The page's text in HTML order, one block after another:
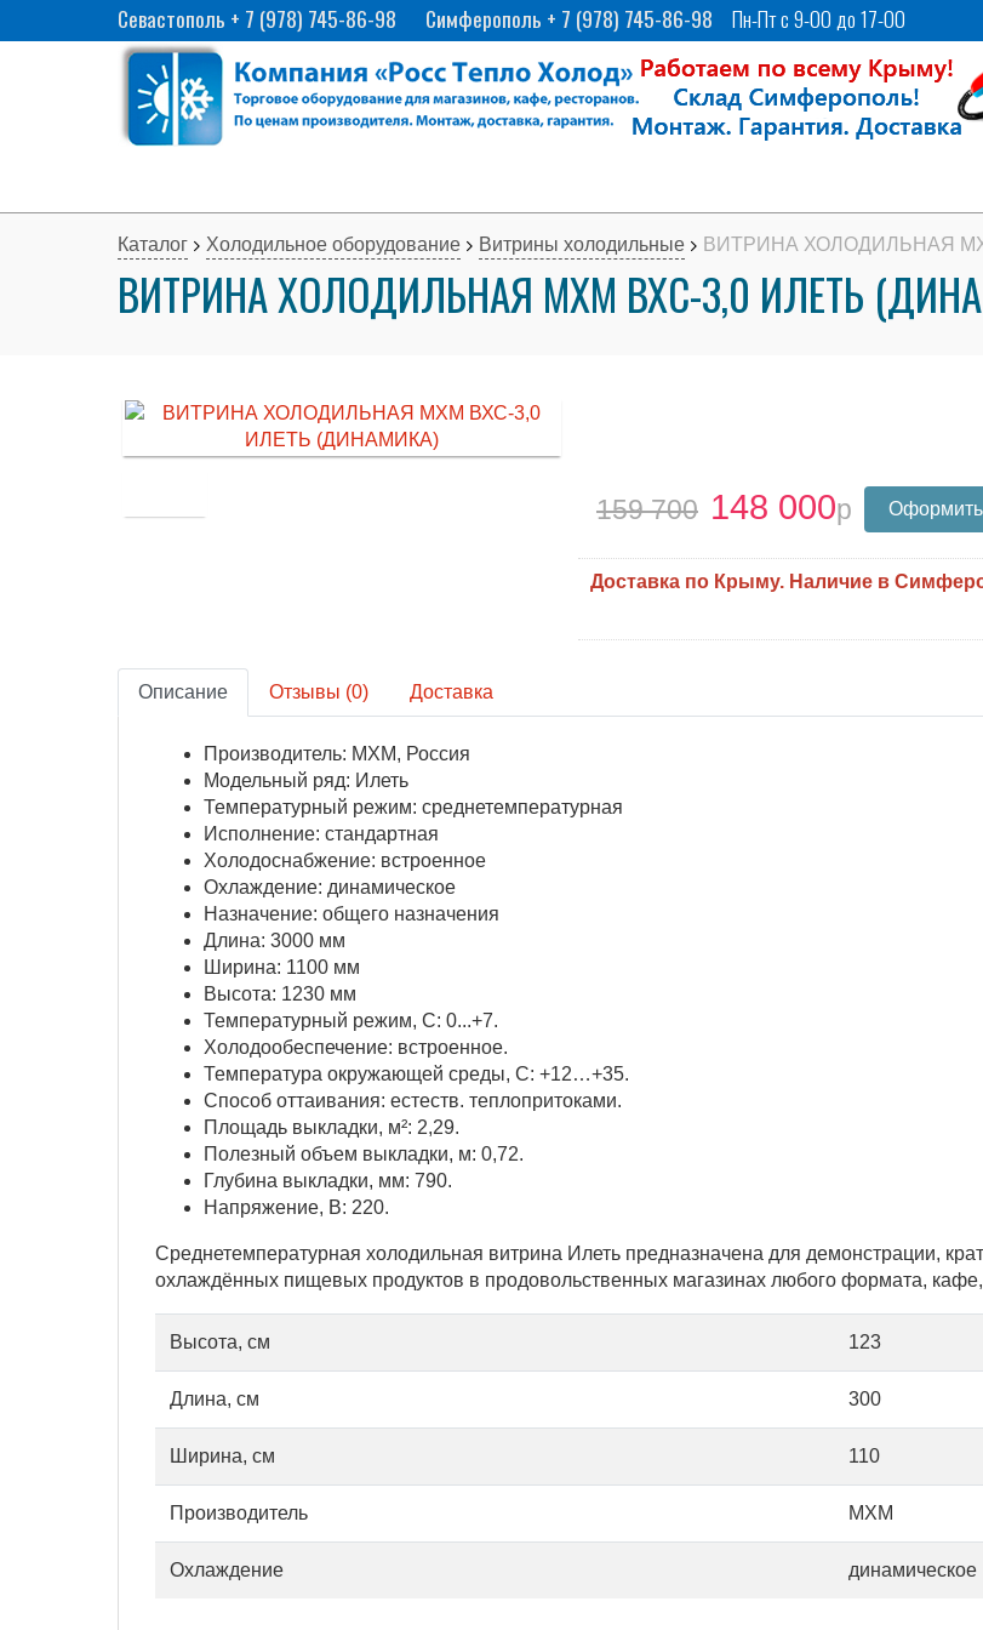
Севастополь + 7 (978) 745-86-98 Симферополь + 7 (978) 745-86-98 Пн-Пт с 9-00 до 17-00
Каталог Холодильное оборудование Витрины холодильные ВИТРИНА ХОЛОДИЛЬНАЯ
ВИТРИНА ХОЛОДИЛЬНАЯ МХМ ВХС-3,0 ИЛЕТЬ
159 700 148 000 Оформить
Доставка по Крыму. Наличие в
Описание Отзывы (0) Доставка
Производитель: МХМ, Россия
Модельный ряд: Илеть
Температурный режим: среднетемпературная
Исполнение: стандартная
Холодоснабжение: встроенное
Охлаждение: динамическое
Назначение: общего назначения
Длина: 3000 мм
Ширина: 1100 мм
Высота: 1230 мм
Температурный режим, С: 0...+7.
Холодообеспечение: встроенное.
Температура окружающей среды, С: +12…+35.
Способ оттаивания: естеств. теплопритоками.
Площадь выкладки, м²: 2,29.
Полезный объем выкладки, м: 0,72.
Глубина выкладки, мм: 790.
Напряжение, В: 220.
Среднетемпературная холодильная витрина Илеть предназначена для демонстрации,
охлаждённых пищевых продуктов в продовольственных магазинах любого формата,
Высота, см 123
Длина, см 300
Ширина, см 110
Производитель МХМ
Охлаждение динамическое